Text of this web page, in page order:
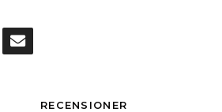
RECENSIONER